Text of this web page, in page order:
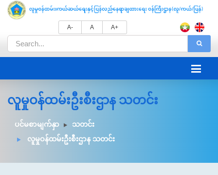
A- A A+
လူမှုဝန်ထမ်းဦးစီးဌာန သတင်း
ပင်မစာမျက်နှာ
သတင်း
လူမှုဝန်ထမ်းဦးစီးဌာန သတင်း